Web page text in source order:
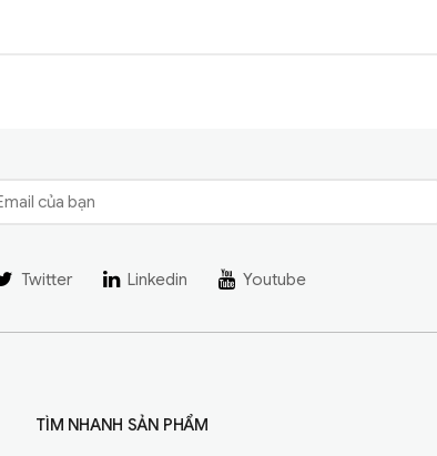
Twitter Linkedin Youtube
TÌM NHANH SẢN PHẨM